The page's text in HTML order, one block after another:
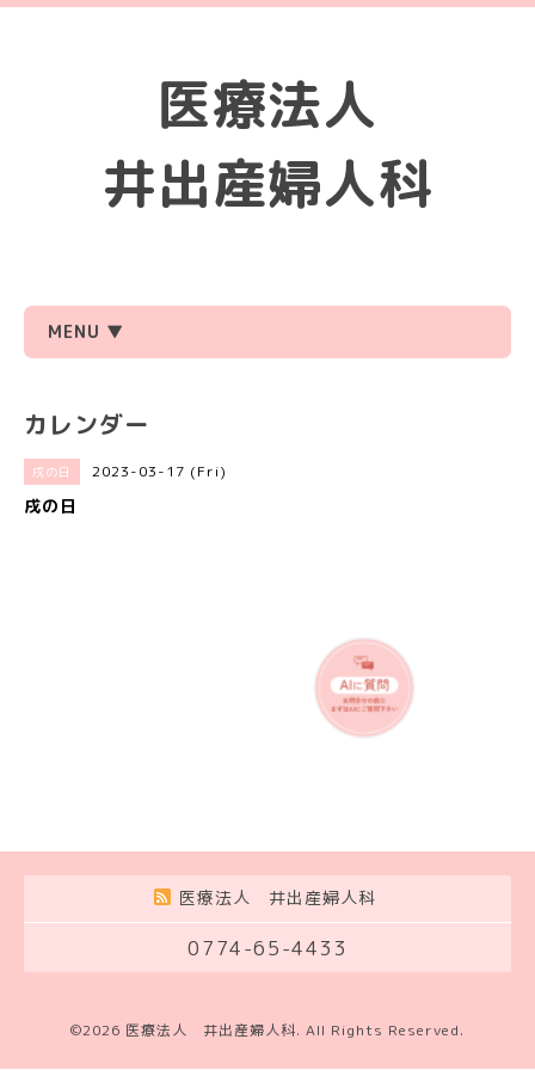
医療法人
井出産婦人科
MENU ▼
カレンダー
戌の日 2023-03-17 (Fri)
戌の日
医療法人 井出産婦人科
0774-65-4433
©2026 医療法人 井出産婦人科. All Rights Reserved.